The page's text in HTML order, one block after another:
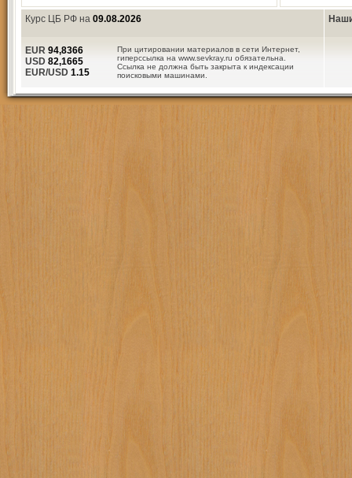
Курс ЦБ РФ на 09.08.2026
При цитировании материалов в сети Интернет,
гиперссылка на www.sevkray.ru обязательна.
Ссылка не должна быть закрыта к индексации
поисковыми машинами.
EUR 94,8366
USD 82,1665
EUR/USD 1.15